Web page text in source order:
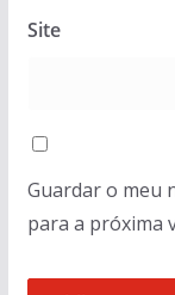
Site
Guardar o meu
para a próxima